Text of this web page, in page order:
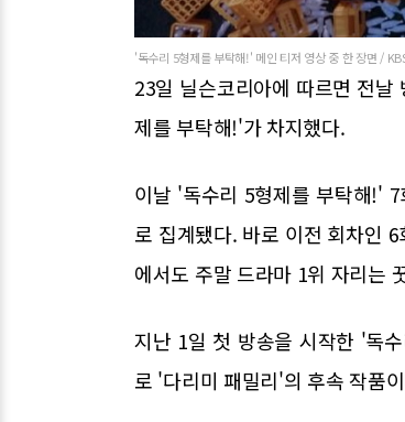
'독수리 5형제를 부탁해!' 메인 티저 영상 중 한 장면 /
23일 닐슨코리아에 따르면 전
제를 부탁해!'가 차지했다.
이날 '독수리 5형제를 부탁해!'
로 집계됐다. 바로 이전 회차인
에서도 주말 드라마 1위 자리는
지난 1일 첫 방송을 시작한 '독
로 '다리미 패밀리'의 후속 작품